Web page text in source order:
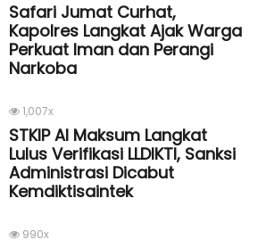
Safari Jumat Curhat,
Kapolres Langkat Ajak Warga
Perkuat Iman dan Perangi
Narkoba
1,007x
STKIP Al Maksum Langkat
Lulus Verifikasi LLDIKTI, Sanksi
Administrasi Dicabut
Kemdiktisaintek
990x